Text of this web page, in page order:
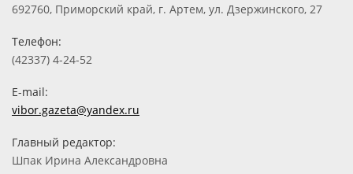
692760, Приморский край, г. Артем, ул. Дзержинского, 27
Телефон:
(42337) 4-24-52
E-mail:
vibor.gazeta@yandex.ru
Главный редактор:
Шпак Ирина Александровна